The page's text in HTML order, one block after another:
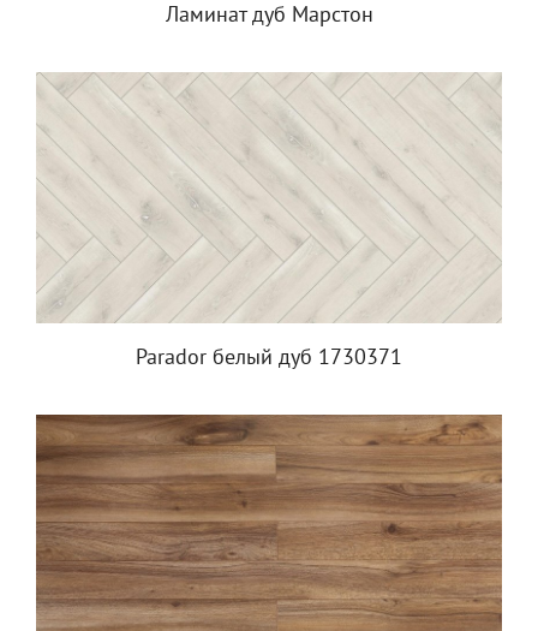
Ламинат дуб Марстон
Parador белый дуб 1730371